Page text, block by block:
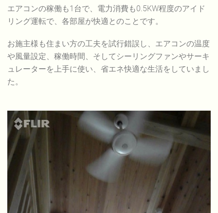
エアコンの稼働も1台で、電力消費も0.5KW程度のアイド
リング運転で、各部屋が快適とのことです。
お施主様も住まい方の工夫を試行錯誤し、エアコンの温度
や風量設定、稼働時間、そしてシーリングファンやサーキ
ュレーターを上手に使い、省エネ快適な生活をしていまし
た。